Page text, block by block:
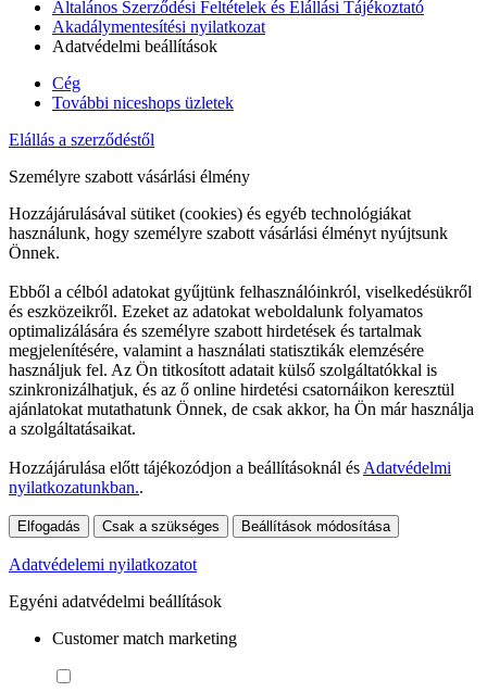
Általános Szerződési Feltételek és Elállási Tájékoztató
Akadálymentesítési nyilatkozat
Adatvédelmi beállítások
Cég
További niceshops üzletek
Elállás a szerződéstől
Személyre szabott vásárlási élmény
Hozzájárulásával sütiket (cookies) és egyéb technológiákat
használunk, hogy személyre szabott vásárlási élményt nyújtsunk
Önnek.
Ebből a célból adatokat gyűjtünk felhasználóinkról, viselkedésükről
és eszközeikről. Ezeket az adatokat weboldalunk folyamatos
optimalizálására és személyre szabott hirdetések és tartalmak
megjelenítésére, valamint a használati statisztikák elemzésére
használjuk fel. Az Ön titkosított adatait külső szolgáltatókkal is
szinkronizálhatjuk, és az ő online hirdetési csatornáikon keresztül
ajánlatokat mutathatunk Önnek, de csak akkor, ha Ön már használja
a szolgáltatásaikat.
Hozzájárulása előtt tájékozódjon a beállításoknál és Adatvédelmi
nyilatkozatunkban..
Elfogadás Csak a szükséges Beállítások módosítása
Adatvédelemi nyilatkozatot
Egyéni adatvédelmi beállítások
Customer match marketing